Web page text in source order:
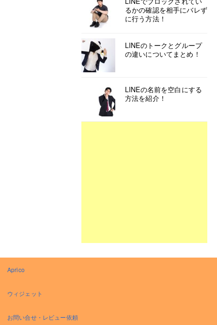
るかの確認を相手にバレず
に行う方法！
LINEのトークとグループ
の違いについてまとめ！
LINEの名前を空白にする
方法を紹介！
Aprico
ウィジェット
お問い合せ・レビュー依頼